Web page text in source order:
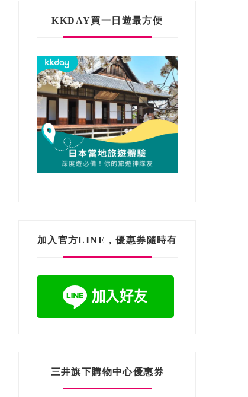
KKDAY買一日遊最方便
加入官方LINE，優惠券隨時有
三井旗下購物中心優惠券